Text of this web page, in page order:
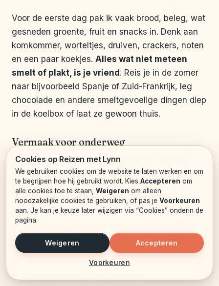
Voor de eerste dag pak ik vaak brood, beleg, wat
gesneden groente, fruit en snacks in. Denk aan
komkommer, worteltjes, druiven, crackers, noten
en een paar koekjes. Alles wat niet meteen
smelt of plakt, is je vriend . Reis je in de zomer
naar bijvoorbeeld Spanje of Zuid-Frankrijk, leg
chocolade en andere smeltgevoelige dingen diep
in de koelbox of laat ze gewoon thuis.
Vermaak voor onderweg
Vermaak is niet alleen voor kinderen. Ook als
volwassene is het fijn om iets te doen tijdens
lange stukken over de Duitse Autobahn of de
Spaanse snelwegen. Zeker als je niet zelf rijdt.
Boeken of een e-reader met een paar titels
Tablets met een paar offline films of series
Cookies op Reizen met Lynn
We gebruiken cookies om de website te laten werken en om
te begrijpen hoe hij gebruikt wordt. Kies Accepteren om
alle cookies toe te staan, Weigeren om alleen
noodzakelijke cookies te gebruiken, of pas je Voorkeuren
aan. Je kan je keuze later wijzigen via “Cookies” onderin de
pagina.
Weigeren
Voorkeuren
Accepteren